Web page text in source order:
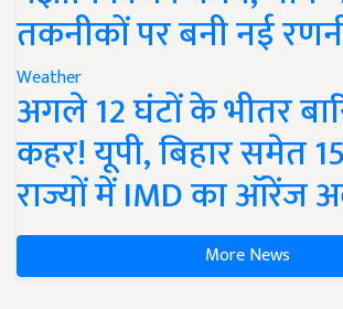
तकनीकों पर बनी नई
Weather
अगले 12 घंटों के भीतर
कहर! यूपी, बिहार समेत
राज्यों में IMD का ऑरेंज
More News